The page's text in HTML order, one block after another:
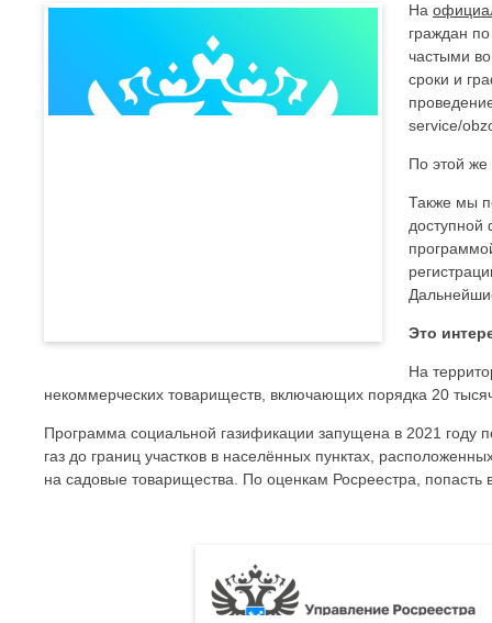
На
граждан
частыми
сроки и
service/
По этой же
Также мы
доступной
Это
На
некоммерческих товариществ, включающих порядка 20
Программа социальной газификации запущена в 2021 году
газ до границ участков в населённых пунктах,
на садовые товарищества. По оценкам Росреестра,